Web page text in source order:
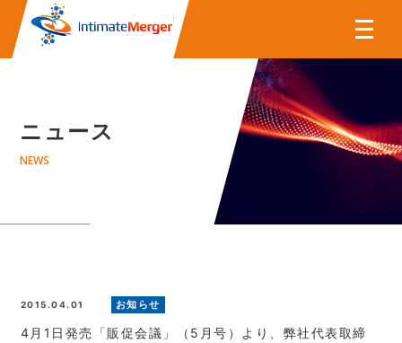
株式会社インティメート・マー
ニュース
NEWS
2015.04.01 お知らせ
4月1日発売「販促会議」（5月号）より、弊社代表取締